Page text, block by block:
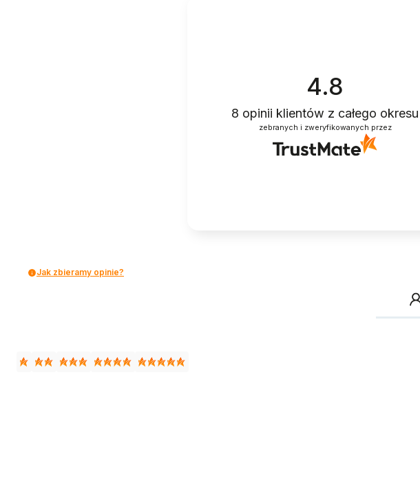
4.8
8 opinii klientów z całego okresu
zebranych i zweryfikowanych przez
Jak zbieramy opinie?